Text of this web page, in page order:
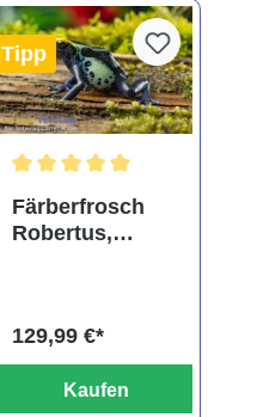
Tipp
Färberfrosch
Robertus,
129,99 €*
Kaufen